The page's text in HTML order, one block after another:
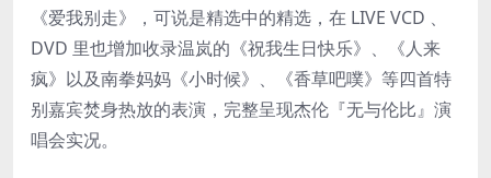
《爱我别走》，可说是精选中的精选，在 LIVE VCD 、
DVD 里也增加收录温岚的《祝我生日快乐》、《人来
疯》以及南拳妈妈《小时候》、《香草吧噗》等四首特
别嘉宾焚身热放的表演，完整呈现杰伦『无与伦比』演
唱会实况。